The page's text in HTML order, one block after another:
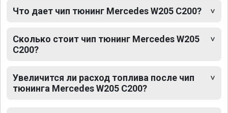
Что дает чип тюнинг Mercedes W205 C200?
Сколько стоит чип тюнинг Mercedes W205
C200?
Увеличится ли расход топлива после чип
тюнинга Mercedes W205 C200?